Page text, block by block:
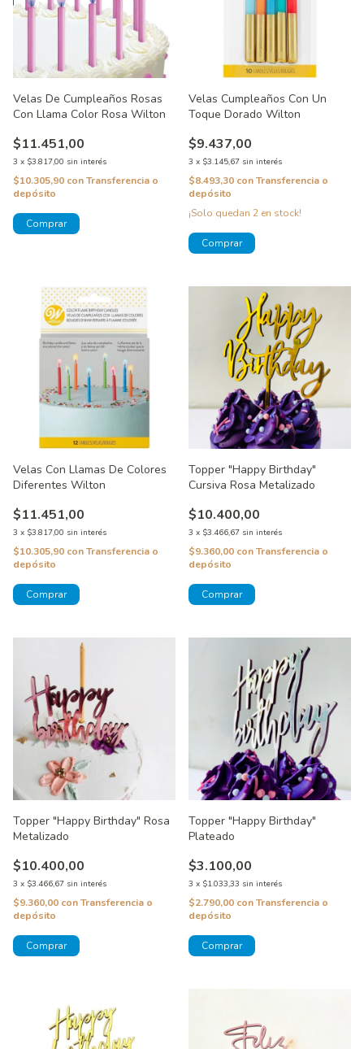
Velas De Cumpleaños Rosas
Con Llama Color Rosa Wilton
$11.451,00
3 x $3.817,00 sin interés
$10.305,90 conTransferencia o
depósito
Velas Cumpleaños Con Un
Toque Dorado Wilton
$9.437,00
3 x $3.145,67 sin interés
$8.493,30 conTransferencia o
depósito
¡Solo quedan 2 en stock!
Velas Con Llamas De Colores
Diferentes Wilton
$11.451,00
3 x $3.817,00 sin interés
$10.305,90 conTransferencia o
depósito
Topper "Happy Birthday"
Cursiva Rosa Metalizado
$10.400,00
3 x $3.466,67 sin interés
$9.360,00 conTransferencia o
depósito
Topper "Happy Birthday" Rosa
Metalizado
$10.400,00
3 x $3.466,67 sin interés
$9.360,00 conTransferencia o
depósito
Topper "Happy Birthday"
Plateado
$3.100,00
3 x $1.033,33 sin interés
$2.790,00 conTransferencia o
depósito